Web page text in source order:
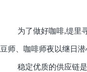
为了做好咖啡,缇里
豆师、咖啡师夜以继日潜
稳定优质的供应链